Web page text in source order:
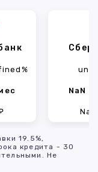
NaN
19.5%,
кредита - 30
Не